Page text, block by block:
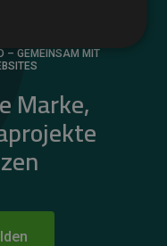
– GEMEINSAM MIT
Marke,